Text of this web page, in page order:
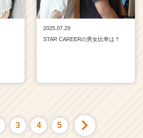
2025.07.29
STAR CAREERの男女比率は？
3 4 5